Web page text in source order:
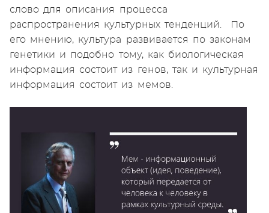
слово для описания процесса
распространения культурных тенденций. По
его мнению, культура развивается по законам
генетики и подобно тому, как биологическая
информация состоит из генов, так и культурная
информация состоит из мемов.